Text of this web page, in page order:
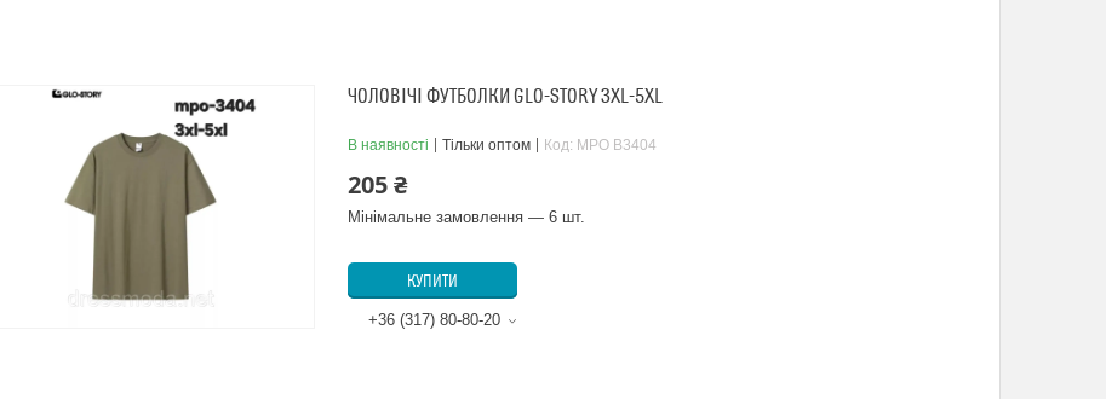
ЧОЛОВІЧІ ФУТБОЛКИ GLO-STORY 3XL-5XL
В наявності Тільки оптом Код: МРО В3404
205 ₴
Мінімальне замовлення — 6 шт.
КУПИТИ
+36 (317) 80-80-20